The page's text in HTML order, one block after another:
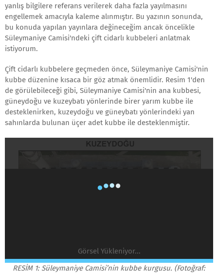
yanlış bilgilere referans verilerek daha fazla yayılmasını
engellemek amacıyla kaleme alınmıştır. Bu yazının sonunda,
bu konuda yapılan yayınlara değineceğim ancak öncelikle
Süleymaniye Camisi'ndeki çift cidarlı kubbeleri anlatmak
istiyorum.
Çift cidarlı kubbelere geçmeden önce, Süleymaniye Camisi'nin
kubbe düzenine kısaca bir göz atmak önemlidir. Resim 1'den
de görülebileceği gibi, Süleymaniye Camisi'nin ana kubbesi,
güneydoğu ve kuzeybatı yönlerinde birer yarım kubbe ile
desteklenirken, kuzeydoğu ve güneybatı yönlerindeki yan
sahınlarda bulunan üçer adet kubbe ile desteklenmiştir.
Görsel Yükleniyor...
RESİM 1: Süleymaniye Camisi’nin kubbe kurgusu. (Fotoğraf: